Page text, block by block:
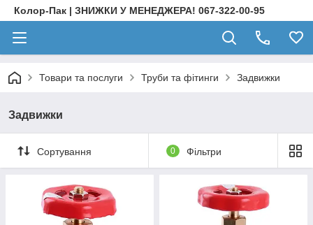
Колор-Пак | ЗНИЖКИ У МЕНЕДЖЕРА! 067-322-00-95
Товари та послуги Труби та фітинги Задвижки
Задвижки
Сортування 0 Фільтри